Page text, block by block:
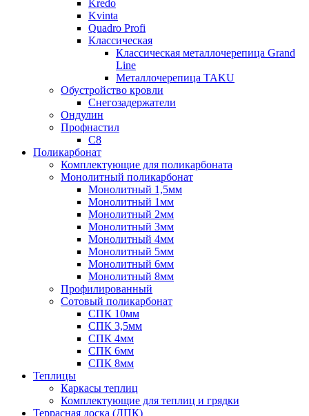
Kredo
Kvinta
Quadro Profi
Классическая
Классическая металлочерепица Grand
Line
Металлочерепица TAKU
Обустройство кровли
Снегозадержатели
Ондулин
Профнастил
С8
Поликарбонат
Комплектующие для поликарбоната
Монолитный поликарбонат
Монолитный 1,5мм
Монолитный 1мм
Монолитный 2мм
Монолитный 3мм
Монолитный 4мм
Монолитный 5мм
Монолитный 6мм
Монолитный 8мм
Профилированный
Сотовый поликарбонат
СПК 10мм
СПК 3,5мм
СПК 4мм
СПК 6мм
СПК 8мм
Теплицы
Каркасы теплиц
Комплектующие для теплиц и грядки
Террасная доска (ДПК)